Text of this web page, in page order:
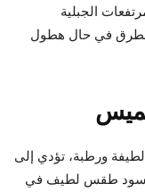
الجبلية
الطرق في حال هطول
لطيفة ورطبة، تؤدي إلى
يسود طقس لطيف في